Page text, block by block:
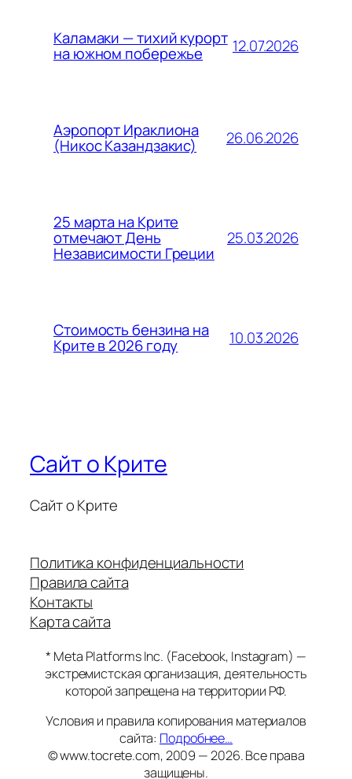
Каламаки — тихий курорт
на южном побережье 12.07.2026
Аэропорт Ираклиона
(Никос Казандзакис) 26.06.2026
25 марта на Крите
отмечают День
Независимости Греции
25.03.2026
Стоимость бензина на
Крите в 2026 году 10.03.2026
Сайт о Крите
Сайт о Крите
Политика конфиденциальности
Правила сайта
Контакты
Карта сайта
* Meta Platforms Inc. (Facebook, Instagram) —
экстремистская организация, деятельность
которой запрещена на территории РФ.
Условия и правила копирования материалов
сайта: Подробнее…
© www.tocrete.com, 2009 — 2026. Все права
защищены.